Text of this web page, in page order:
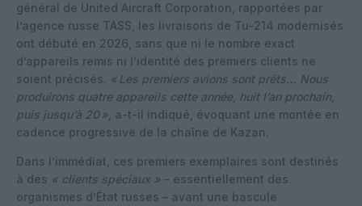
général de United Aircraft Corporation, rapportées par
l’agence russe TASS, les livraisons de Tu-214 modernisés
ont débuté en 2026, sans que ni le nombre exact
d’appareils remis ni l’identité des premiers clients ne
soient précisés. « Les premiers avions sont prêts… Nous
produirons quatre appareils cette année, huit l’an prochain,
puis jusqu’à 20», a-t-il indiqué, évoquant une montée en
cadence progressive de la chaîne de Kazan.
Dans l’immédiat, ces premiers exemplaires sont destinés
à des « clients spéciaux » – essentiellement des
organismes d’État russes – avant une bascule